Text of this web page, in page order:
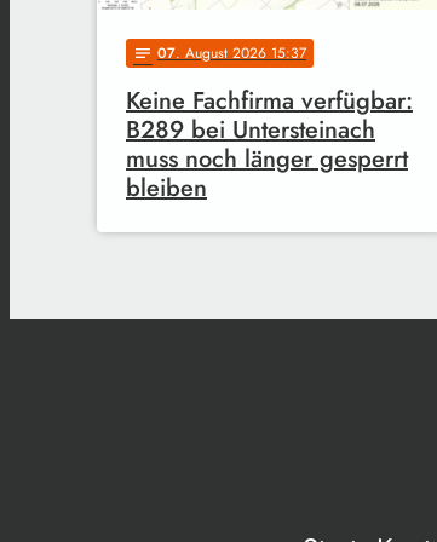
notes 07. August 2026 15:37
Keine Fachfirma verfügbar:
B289 bei Untersteinach
muss noch länger gesperrt
bleiben